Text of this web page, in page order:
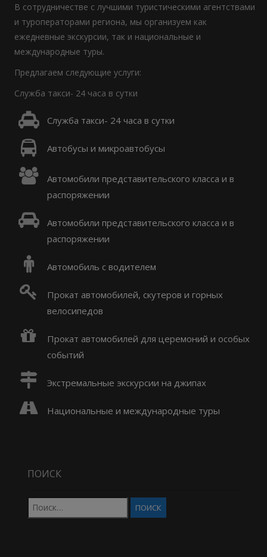
В сотрудничестве с лучшими туристическими агентствами
и туроператорами региона, мы организуем как
ежедневные экскурсии, так и национальные и
международные туры.
Предлагаем следующие услуги:
Служба такси- 24 часа в сутки
Служба такси- 24 часа в сутки
Автобусы и микроавтобусы
Автомобили представительского класса и в
распоряжении
Автомобили представительского класса и в
распоряжении
Автомобиль с водителем
Прокат автомобилей, скутеров и горных
велосипедов
Прокат автомобилей для церемоний и особых
событий
Экстремальные экскурсии на джипах
Национальные и международные туры
ПОИСК
Найти: